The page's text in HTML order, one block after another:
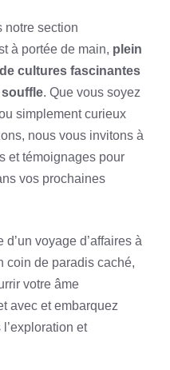
notre section
à portée de main, plein
cultures fascinantes
souffle. Que vous soyez
simplement curieux
nous vous invitons à
et témoignages pour
vos prochaines
voyage d’affaires à
coin de paradis caché,
votre âme
avec et embarquez
et